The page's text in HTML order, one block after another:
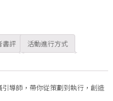
書評
活動進行方式
導師，帶你從策劃到執行，創造